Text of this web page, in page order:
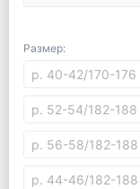
Размер:
р. 40-42/170-176
р. 52-54/182-188
р. 56-58/182-188
р. 44-46/182-188